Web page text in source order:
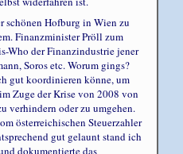
schönen Hofburg in Wien zu
Finanzminister Pröll zum
Who der Finanzindustrie jener
Soros etc. Worum gings?
gut koordinieren könne, um
Zuge der Krise von 2008 von
verhindern oder zu umgehen.
österreichischen Steuerzahler
gut gelaunt stand ich
dokumentierte das